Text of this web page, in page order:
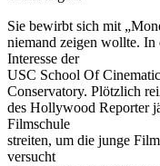
Sie bewirbt sich mit
niemand zeigen wollte.
Interesse der
USC School Of
Conservatory. Plötzlich
des Hollywood Reporter
Filmschule
streiten, um die junge
versucht